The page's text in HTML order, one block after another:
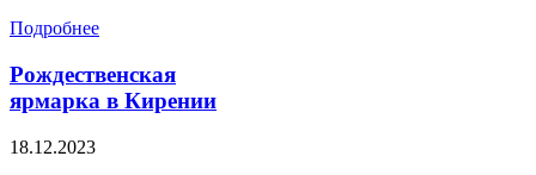
Подробнее
Рождественская
ярмарка в Кирении
18.12.2023